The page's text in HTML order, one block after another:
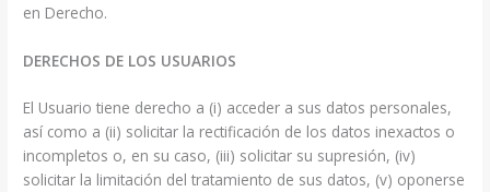
en Derecho.
DERECHOS DE LOS USUARIOS
El Usuario tiene derecho a (i) acceder a sus datos personales,
así como a (ii) solicitar la rectificación de los datos inexactos o
incompletos o, en su caso, (iii) solicitar su supresión, (iv)
solicitar la limitación del tratamiento de sus datos, (v) oponerse